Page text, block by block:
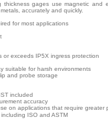
thickness gages use magnetic and
metals, accurately and quickly.
for most applications
or exceeds IP5X ingress protection
suitable for harsh environments
and probe storage
included
accuracy
on applications that require greater
ISO and ASTM